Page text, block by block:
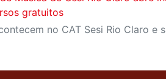
gratuitos